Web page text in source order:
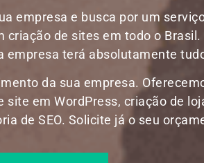
empresa e busca por um
criação de sites em todo o Brasil.
empresa terá absolutamente
da sua empresa.
em WordPress, criação de
de SEO. Solicite já o seu